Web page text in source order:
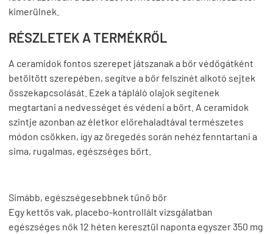
kimerülnek.
RÉSZLETEK A TERMÉKRŐL
A ceramidok fontos szerepet játszanak a bőr védőgátként
betöltött szerepében, segítve a bőr felszínét alkotó sejtek
összekapcsolását. Ezek a tápláló olajok segítenek
megtartani a nedvességet és védeni a bőrt. A ceramidok
szintje azonban az életkor előrehaladtával természetes
módon csökken, így az öregedés során nehéz fenntartani a
sima, rugalmas, egészséges bőrt.
Simább, egészségesebbnek tűnő bőr
Egy kettős vak, placebo-kontrollált vizsgálatban
egészséges nők 12 héten keresztül naponta egyszer 350 mg